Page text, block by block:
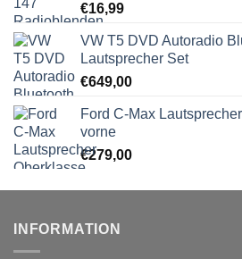
€16,99
VW T5 DVD Autoradio
Lautsprecher Set
€649,00
Ford C-Max
vorne
€279,00
INFORMATION